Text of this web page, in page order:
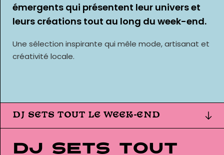
émergents qui présentent leur univers et
leurs créations tout au long du week-end.
Une sélection inspirante qui mêle mode, artisanat et
créativité locale.
DJ SETS TOUT LE WEEK-END
DJ sets tout